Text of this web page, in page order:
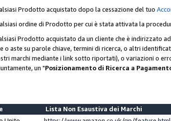
Prodotto acquistato dopo la cessazione del tuo
ordine di Prodotto per cui è stata attivata la
Prodotto acquistato da un cliente che è indirizzato
o aste su parole chiave, termini di ricerca, o altri
marchi mediante i link sotto riportati), o variazioni o
un "Posizionamento di Ricerca a
Lista Non Esaustiva dei Marchi